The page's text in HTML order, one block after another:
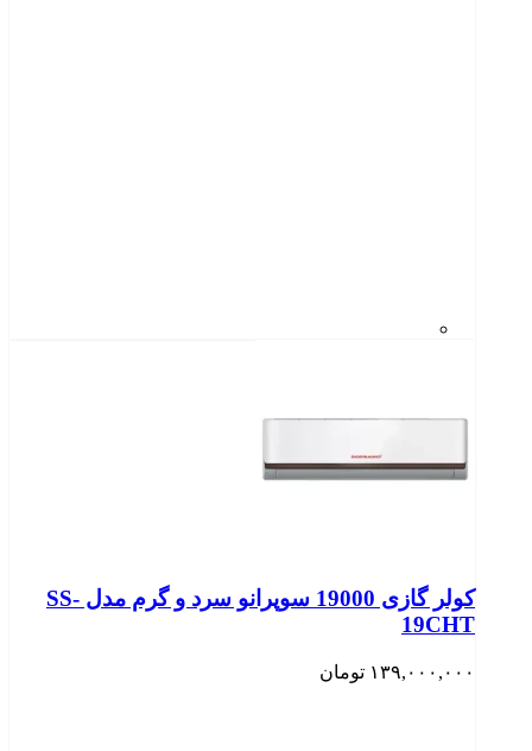
کولر گازی 19000 سوپرانو سرد و گرم مدل SS-
19CHT
۱۳۹,۰۰۰,۰۰۰ تومان